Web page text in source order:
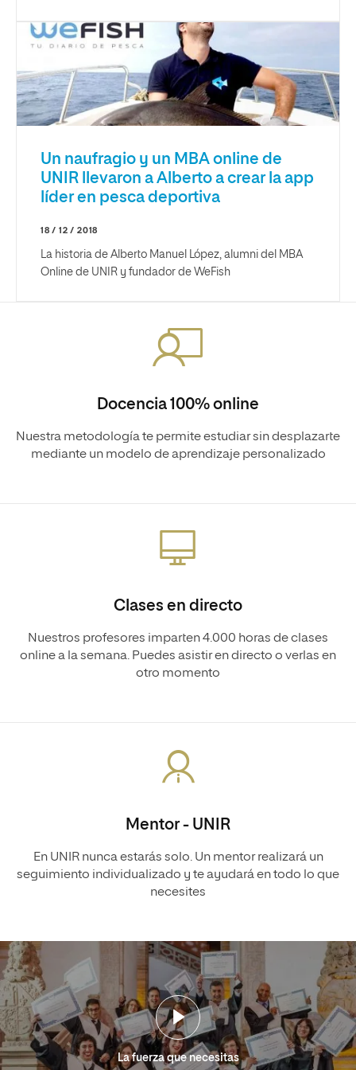
Un naufragio y un MBA online de
UNIR llevaron a Alberto a crear la app
líder en pesca deportiva
18 / 12 / 2018
La historia de Alberto Manuel López, alumni del MBA
Online de UNIR y fundador de WeFish
Docencia 100% online
Nuestra metodología te permite estudiar sin desplazarte
mediante un modelo de aprendizaje personalizado
Clases en directo
Nuestros profesores imparten 4.000 horas de clases
online a la semana. Puedes asistir en directo o verlas en
otro momento
Mentor - UNIR
En UNIR nunca estarás solo. Un mentor realizará un
seguimiento individualizado y te ayudará en todo lo que
necesites
La fuerza que necesitas